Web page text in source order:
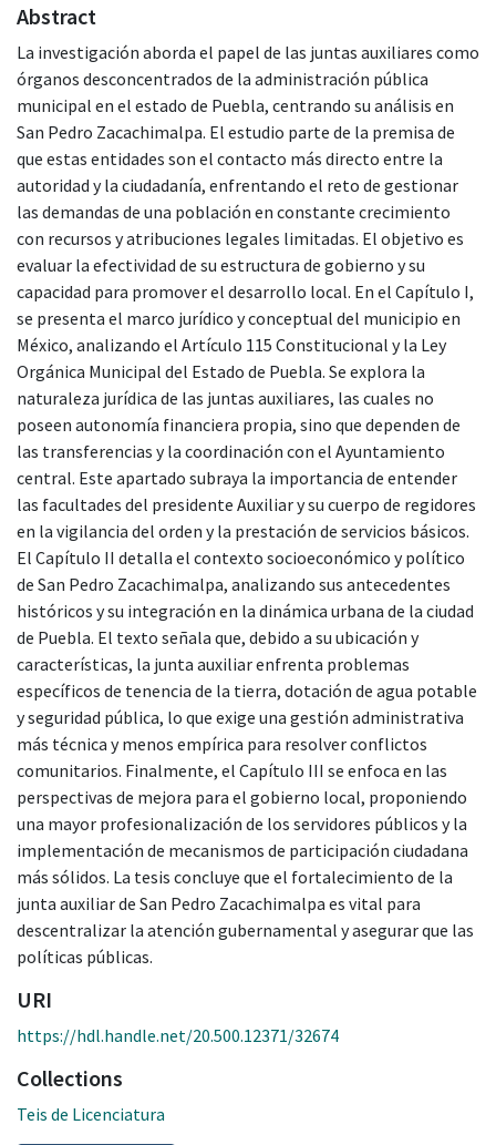
Abstract
La investigación aborda el papel de las juntas auxiliares como
órganos desconcentrados de la administración pública
municipal en el estado de Puebla, centrando su análisis en
San Pedro Zacachimalpa. El estudio parte de la premisa de
que estas entidades son el contacto más directo entre la
autoridad y la ciudadanía, enfrentando el reto de gestionar
las demandas de una población en constante crecimiento
con recursos y atribuciones legales limitadas. El objetivo es
evaluar la efectividad de su estructura de gobierno y su
capacidad para promover el desarrollo local. En el Capítulo I,
se presenta el marco jurídico y conceptual del municipio en
México, analizando el Artículo 115 Constitucional y la Ley
Orgánica Municipal del Estado de Puebla. Se explora la
naturaleza jurídica de las juntas auxiliares, las cuales no
poseen autonomía financiera propia, sino que dependen de
las transferencias y la coordinación con el Ayuntamiento
central. Este apartado subraya la importancia de entender
las facultades del presidente Auxiliar y su cuerpo de regidores
en la vigilancia del orden y la prestación de servicios básicos.
El Capítulo II detalla el contexto socioeconómico y político
de San Pedro Zacachimalpa, analizando sus antecedentes
históricos y su integración en la dinámica urbana de la ciudad
de Puebla. El texto señala que, debido a su ubicación y
características, la junta auxiliar enfrenta problemas
específicos de tenencia de la tierra, dotación de agua potable
y seguridad pública, lo que exige una gestión administrativa
más técnica y menos empírica para resolver conflictos
comunitarios. Finalmente, el Capítulo III se enfoca en las
perspectivas de mejora para el gobierno local, proponiendo
una mayor profesionalización de los servidores públicos y la
implementación de mecanismos de participación ciudadana
más sólidos. La tesis concluye que el fortalecimiento de la
junta auxiliar de San Pedro Zacachimalpa es vital para
descentralizar la atención gubernamental y asegurar que las
políticas públicas.
URI
https://hdl.handle.net/20.500.12371/32674
Collections
Teis de Licenciatura